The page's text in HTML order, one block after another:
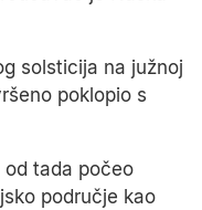
solsticija na južnoj
poklopio s
od tada počeo
područje kao